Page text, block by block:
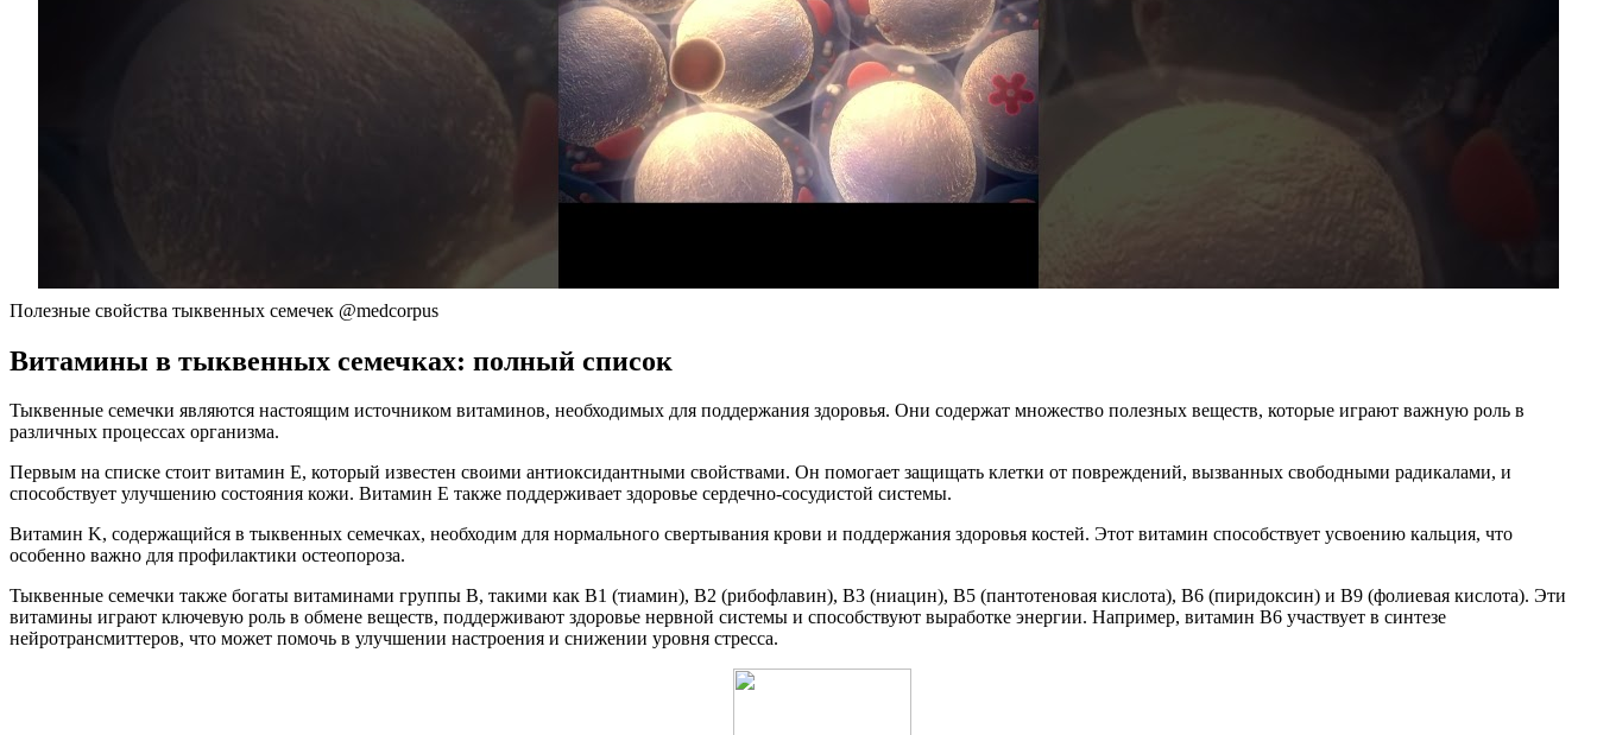
Полезные свойства тыквенных семечек @medcorpus
Витамины в тыквенных семечках: полный список
Тыквенные семечки являются настоящим источником витаминов, необходимых для поддержания здоровья. Они содержат множество полезных веществ, которые играют важную роль в
различных процессах организма.
Первым на списке стоит витамин E, который известен своими антиоксидантными свойствами. Он помогает защищать клетки от повреждений, вызванных свободными радикалами, и
способствует улучшению состояния кожи. Витамин E также поддерживает здоровье сердечно-сосудистой системы.
Витамин K, содержащийся в тыквенных семечках, необходим для нормального свертывания крови и поддержания здоровья костей. Этот витамин способствует усвоению кальция, что
особенно важно для профилактики остеопороза.
Тыквенные семечки также богаты витаминами группы B, такими как B1 (тиамин), B2 (рибофлавин), B3 (ниацин), B5 (пантотеновая кислота), B6 (пиридоксин) и B9 (фолиевая кислота). Эти
витамины играют ключевую роль в обмене веществ, поддерживают здоровье нервной системы и способствуют выработке энергии. Например, витамин B6 участвует в синтезе
нейротрансмиттеров, что может помочь в улучшении настроения и снижении уровня стресса.